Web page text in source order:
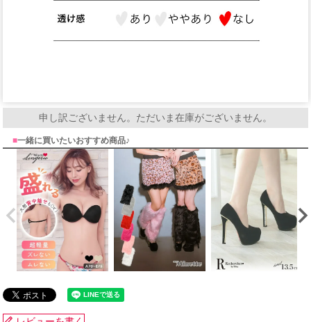
申し訳ございません。ただいま在庫がございません。
■一緒に買いたいおすすめ商品♪